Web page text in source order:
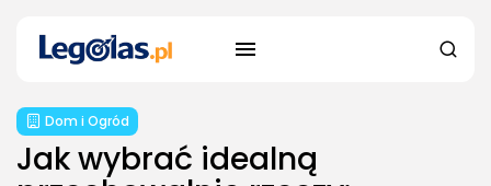
Dom i Ogród
Jak wybrać idealną